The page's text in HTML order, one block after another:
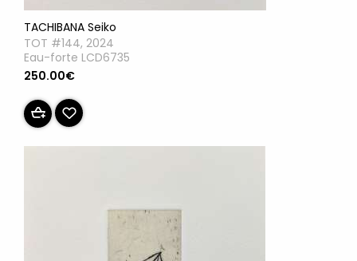
TACHIBANA Seiko
TOT #144, 2024
Eau-forte LCD6735
250.00€